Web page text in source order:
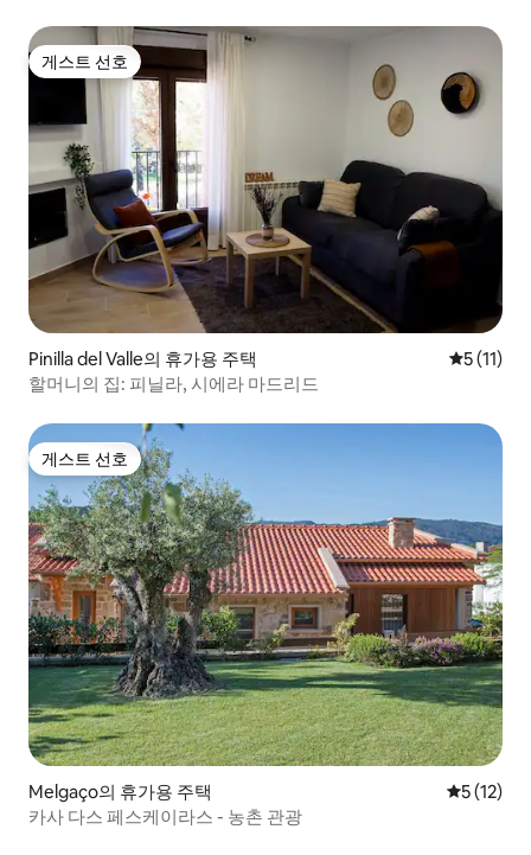
게스트 선호
게스트 선호
Pinilla del Valle의 휴가용 주택 평점 5점
5 (11)
할머니의 집: 피닐라, 시에라 마드리드
게스트 선호
게스트 선호
Melgaço의 휴가용 주택 평점 5점
5 (12)
카사 다스 페스케이라스 - 농촌 관광